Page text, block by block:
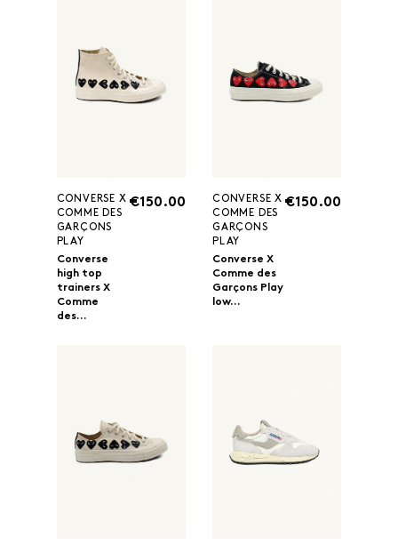
CONVERSE X
COMME DES
GARÇONS
PLAY
Converse
high top
trainers X
Comme
des...
€150.00
CONVERSE X
COMME DES
GARÇONS
PLAY
Converse X
Comme des
Garçons Play
low...
€150.00